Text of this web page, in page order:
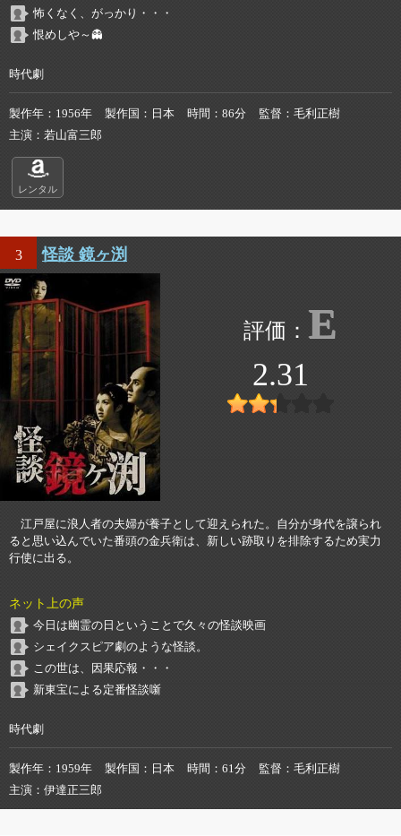
怖くなく、がっかり・・・
恨めしや～👻
時代劇
製作年 1956年 製作国 日本 時間 86分 監督
毛利正樹
主演
若山富三郎
レンタル
3 怪談 鏡ヶ渕
E
2.31
江戸屋に浪人者の夫婦が養子として迎えられた。自分が身代を譲られ
ると思い込んでいた番頭の金兵衛は、新しい跡取りを排除するため実力
行使に出る。
ネット上の声
今日は幽霊の日ということで久々の怪談映画
シェイクスピア劇のような怪談。
この世は、因果応報・・・
新東宝による定番怪談噺
時代劇
製作年 1959年 製作国 日本 時間 61分 監督
毛利正樹
主演
伊達正三郎